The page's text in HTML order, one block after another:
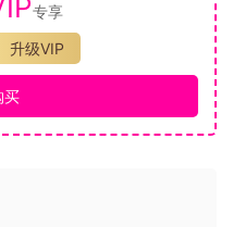
！
编排、更大的军队、更快的
有史以来最发自内心、最
和可选的更短的战役使全面
专享
升级VIP
买